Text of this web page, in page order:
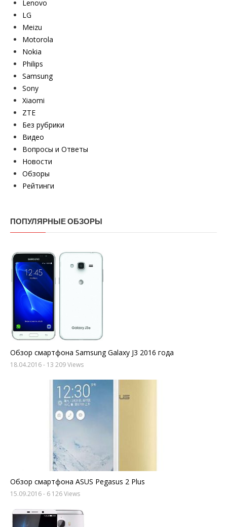
Lenovo
LG
Meizu
Motorola
Nokia
Philips
Samsung
Sony
Xiaomi
ZTE
Без рубрики
Видео
Вопросы и Ответы
Новости
Обзоры
Рейтинги
ПОПУЛЯРНЫЕ ОБЗОРЫ
Обзор смартфона Samsung Galaxy J3 2016 года
18.04.2016- 13 209 Views
Обзор смартфона ASUS Pegasus 2 Plus
15.09.2016- 6 126 Views